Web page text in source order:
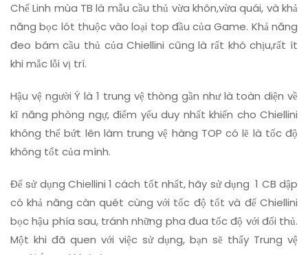
Chế Linh mùa TB là mẫu cầu thủ vừa khôn,vừa quái, và khả
năng bọc lót thuộc vào loại top đầu của Game. Khả năng
đeo bám cầu thủ của Chiellini cũng là rất khó chịu,rất ít
khi mắc lỗi vị trí.
Hậu vệ người Ý là 1 trung vệ thòng gần như là toàn diện về
kĩ năng phòng ngự, điểm yếu duy nhất khiến cho Chiellini
không thể bứt lên làm trung vệ hàng TOP có lẽ là tốc độ
không tốt của mình.
Để sử dụng Chiellini 1 cách tốt nhất, hãy sử dụng 1 CB dập
có khả năng càn quét cùng với tốc độ tốt và để Chiellini
bọc hậu phía sau, tránh những pha đua tốc độ với đối thủ.
Một khi đã quen với việc sử dụng, bạn sẽ thấy Trung vệ